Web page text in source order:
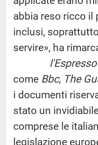
abbia reso ricco il
inclusi,
servire», ha
l'Espresso
come Bbc, The
i documenti
stato un
comprese le
legislazione